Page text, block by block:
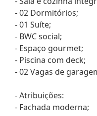
- 02 Dormitórios;
- 01 Suíte;
- BWC social;
- Espaço gourmet;
- Piscina com deck;
- 02 Vagas de
- Atribuições:
- Fachada moderna;